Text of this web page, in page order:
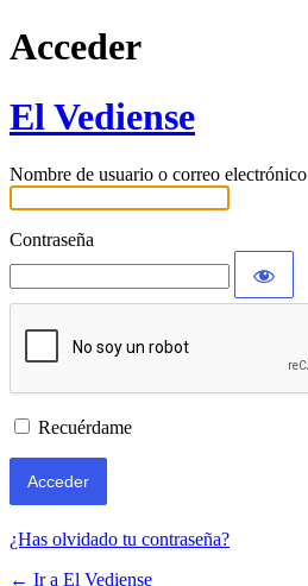
Acceder
El Vediense
Nombre de usuario o correo electrónico
Contraseña
Recuérdame
¿Has olvidado tu contraseña?
← Ir a El Vediense